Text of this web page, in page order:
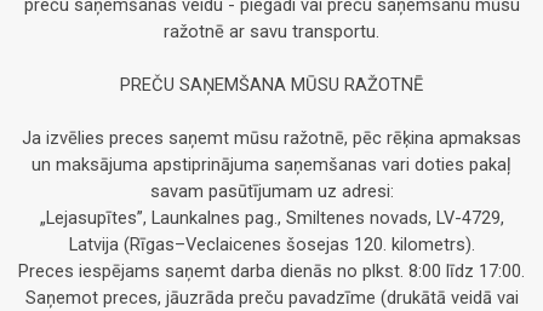
preču saņemšanas veidu - piegādi vai preču saņemšanu mūsu
ražotnē ar savu transportu.
PREČU SAŅEMŠANA MŪSU RAŽOTNĒ
Ja izvēlies preces saņemt mūsu ražotnē, pēc rēķina apmaksas
un maksājuma apstiprinājuma saņemšanas vari doties pakaļ
savam pasūtījumam uz adresi:
„Lejasupītes”, Launkalnes pag., Smiltenes novads, LV-4729,
Latvija (Rīgas–Veclaicenes šosejas 120. kilometrs).
Preces iespējams saņemt darba dienās no plkst. 8:00 līdz 17:00.
Saņemot preces, jāuzrāda preču pavadzīme (drukātā veidā vai